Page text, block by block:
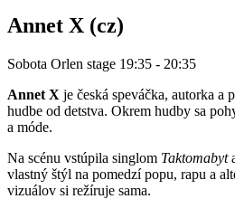
Annet X (cz)
Sobota Orlen stage 19:35 - 20:35
Annet X je česká speváčka, autorka a
hudbe od detstva. Okrem hudby sa
a móde.
Na scénu vstúpila singlom Taktomabyt
vlastný štýl na pomedzí popu, rapu a
vizuálov si režíruje sama.